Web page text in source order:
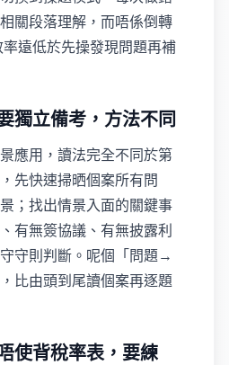
關段落理解，而唔係倒轉
遠低於先操發現問題再補
獨立備考，方法不同
應用，讀法完全不同於第
先快速掃晒個案所有問
；找出情景入面的關鍵事
有無簽協議、有無披露利
守則判斷。呢個「問題→
比由頭到尾讀個案再逐題
使背稅率表，要練